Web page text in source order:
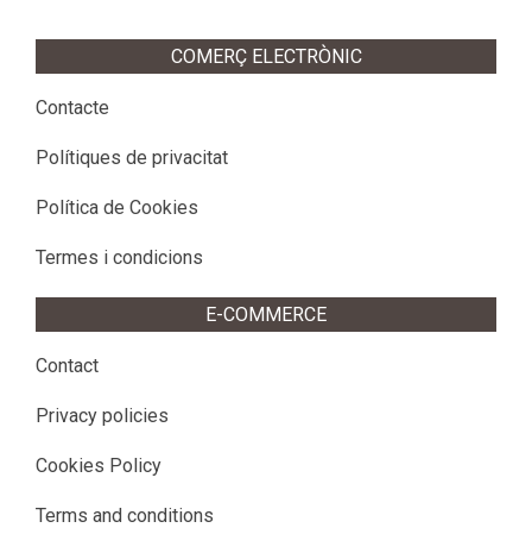
COMERÇ ELECTRÒNIC
Contacte
Polítiques de privacitat
Política de Cookies
Termes i condicions
E-COMMERCE
Contact
Privacy policies
Cookies Policy
Terms and conditions